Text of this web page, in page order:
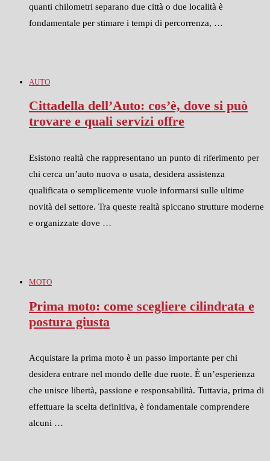
quanti chilometri separano due città o due località è
fondamentale per stimare i tempi di percorrenza, …
AUTO
Cittadella dell’Auto: cos’è, dove si può
trovare e quali servizi offre
Esistono realtà che rappresentano un punto di riferimento per
chi cerca un’auto nuova o usata, desidera assistenza
qualificata o semplicemente vuole informarsi sulle ultime
novità del settore. Tra queste realtà spiccano strutture moderne
e organizzate dove …
MOTO
Prima moto: come scegliere cilindrata e
postura giusta
Acquistare la prima moto è un passo importante per chi
desidera entrare nel mondo delle due ruote. È un’esperienza
che unisce libertà, passione e responsabilità. Tuttavia, prima di
effettuare la scelta definitiva, è fondamentale comprendere
alcuni …